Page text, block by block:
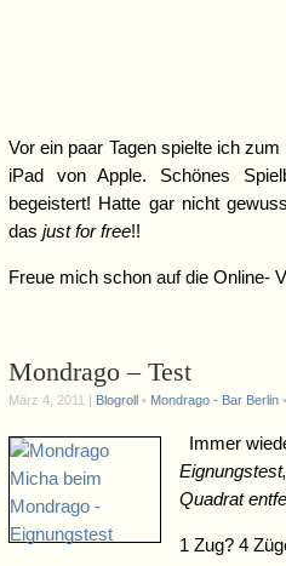
Vor ein paar Tagen spielte ich
iPad von Apple. Schönes
begeistert! Hatte gar nicht
das just for free!!
Freue mich schon auf die Online-
Mondrago – Test
März 4, 2011 | Blogroll • Mondrago - Bar Berlin
Immer
Eignungstest
Quadrat
1 Zug? 4